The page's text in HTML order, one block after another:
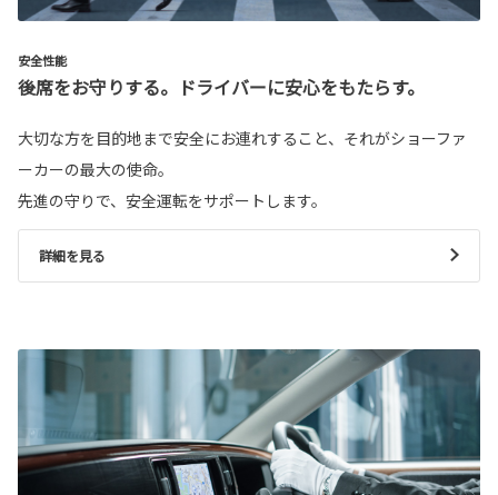
安全性能
後席をお守りする。ドライバーに安心をもたらす。
大切な方を目的地まで安全にお連れすること、それがショーファ
ーカーの最大の使命。
先進の守りで、安全運転をサポートします。
詳細を見る